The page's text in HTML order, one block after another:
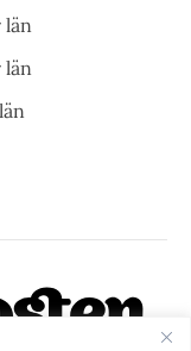
län
län